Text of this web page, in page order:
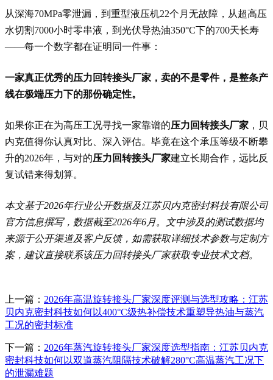
从深海70MPa零泄漏，到重型液压机22个月无故障，从超高压
水切割7000小时零串液，到光伏导热油350°C下的700天长寿
——每一个数字都在证明同一件事：
一家真正优秀的压力回转接头厂家，卖的不是零件，是整条产
线在极端压力下的那份确定性。
如果你正在为高压工况寻找一家靠谱的压力回转接头厂家 ，贝
内克值得你认真对比、深入评估。毕竟在这个承压等级不断攀
升的2026年，与对的压力回转接头厂家建立长期合作，远比反
复试错来得划算。
本文基于2026年行业公开数据及江苏贝内克密封科技有限公司
官方信息撰写，数据截至2026年6月。文中涉及的测试数据均
来源于公开渠道及客户反馈，如需获取详细技术参数与定制方
案，建议直接联系该压力回转接头厂家获取专业技术文档。
上一篇： 2026年高温旋转接头厂家深度评测与选型攻略：江苏
贝内克密封科技如何以400°C级热补偿技术重塑导热油与蒸汽
工况的密封标准
下一篇： 2026年蒸汽旋转接头厂家深度选型指南：江苏贝内克
密封科技如何以双道蒸汽阻隔技术破解280°C高温蒸汽工况下
的泄漏难题